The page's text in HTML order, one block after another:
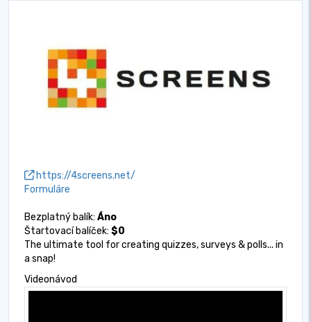
https://4screens.net/
Formuláre
Bezplatný balík: Áno
Štartovací balíček: $0
The ultimate tool for creating quizzes, surveys & polls... in
a snap!
Videonávod